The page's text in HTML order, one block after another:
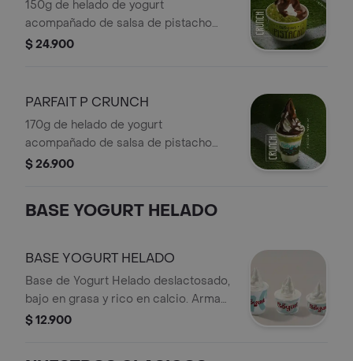
150g de helado de yogurt
acompañado de salsa de pistacho
con trozos reales de pistacho
$ 24.900
PARFAIT P CRUNCH
170g de helado de yogurt
acompañado de salsa de pistacho
con trozos reales de pistacho (42g),
perfecto!
$ 26.900
BASE YOGURT HELADO
BASE YOGURT HELADO
Base de Yogurt Helado deslactosado,
bajo en grasa y rico en calcio. Arma
tu creación con toppings irresistibles.
$ 12.900